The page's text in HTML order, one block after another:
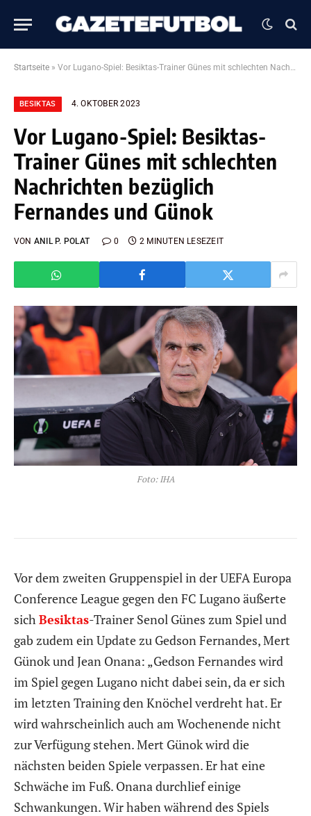
Startseite » Vor Lugano-Spiel: Besiktas-Trainer Günes mit schlechten Nachrichten bezüglich Fernandes und Günok
BESIKTAS 4. OKTOBER 2023
Vor Lugano-Spiel: Besiktas-
Trainer Günes mit schlechten
Nachrichten bezüglich
Fernandes und Günok
VON ANIL P. POLAT 0 2 MINUTEN LESEZEIT
Foto: IHA
Vor dem zweiten Gruppenspiel in der UEFA Europa
Conference League gegen den FC Lugano äußerte
sich Besiktas-Trainer Senol Günes zum Spiel und
gab zudem ein Update zu Gedson Fernandes, Mert
Günok und Jean Onana: „Gedson Fernandes wird
im Spiel gegen Lugano nicht dabei sein, da er sich
im letzten Training den Knöchel verdreht hat. Er
wird wahrscheinlich auch am Wochenende nicht
zur Verfügung stehen. Mert Günok wird die
nächsten beiden Spiele verpassen. Er hat eine
Schwäche im Fuß. Onana durchlief einige
Schwankungen. Wir haben während des Spiels